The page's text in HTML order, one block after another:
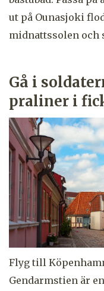
ut på Ounasjoki
midnattssolen och
Gå i
praliner i
Flyg till
Gendarmstien är